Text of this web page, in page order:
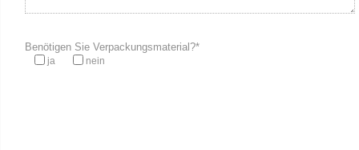
Benötigen Sie Verpackungsmaterial?*
ja nein